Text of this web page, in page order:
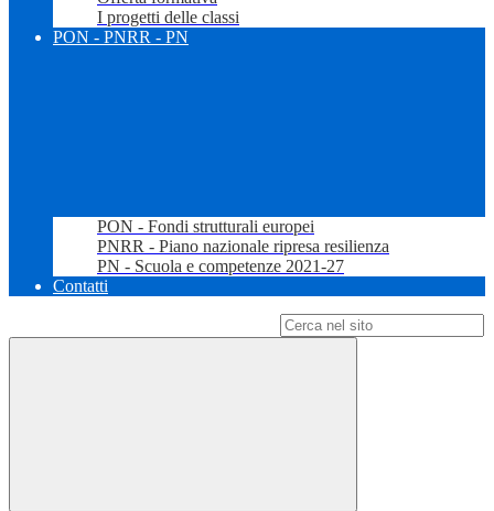
I progetti delle classi
PON - PNRR - PN
PON - Fondi strutturali europei
PNRR - Piano nazionale ripresa resilienza
PN - Scuola e competenze 2021-27
Contatti